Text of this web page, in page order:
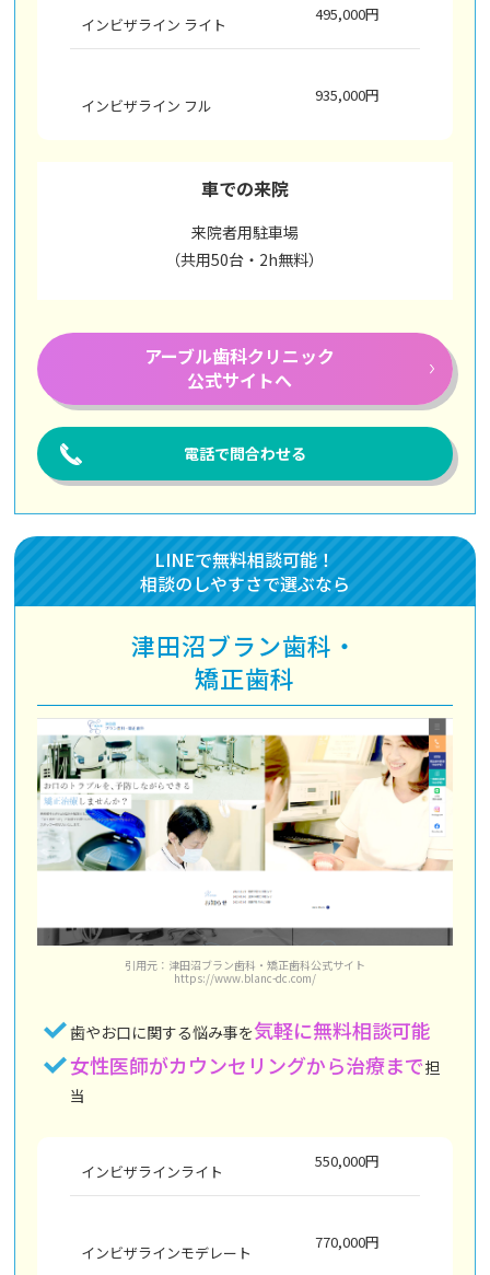
インビザライン ライト
495,000円
インビザライン フル
935,000円
車での来院
来院者用駐車場
（共用50台・2h無料）
アーブル歯科クリニック
公式サイトへ
電話で問合わせる
LINEで無料相談可能！
相談のしやすさで選ぶなら
津田沼ブラン歯科・
矯正歯科
引用元：津田沼ブラン歯科・矯正歯科公式サイト
https://www.blanc-dc.com/
歯やお口に関する悩み事を気軽に無料相談可能
女性医師がカウンセリングから治療まで担
当
インビザラインライト
550,000円
インビザラインモデレート
770,000円